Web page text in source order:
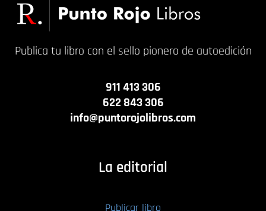
Publica tu libro con el sello pionero de autoedición
911 413 306
622 843 306
info@puntorojolibros.com
La editorial
Publicar libro